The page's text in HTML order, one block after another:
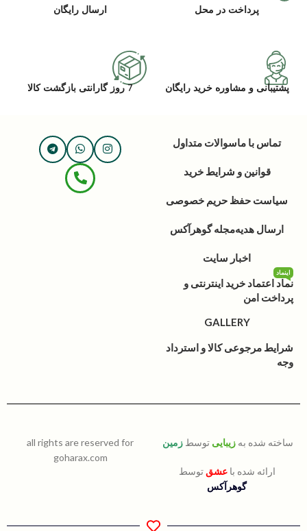
پرداخت در محل ارسال رایگان
پشتیبانی و مشاوره خرید رایگان 7 روز گارانتی بازگشت کالا
تماس با ماسوالات متداول
قوانین و شرایط خرید
سیاست حفظ حریم خصوصی
ارسال هدیهمجله گوهرآکس
اخبار سایت
نماد اعتماد خرید اینترنتی و
پرداخت امن
اینماد
GALLERY
شرایط مرجوعی کالا و استرداد
وجه
ساخته شده به زیبایی توسط زمین
ارائه شده باعشق توسط
گوهرآکس
all rights are reserved for
goharax.com